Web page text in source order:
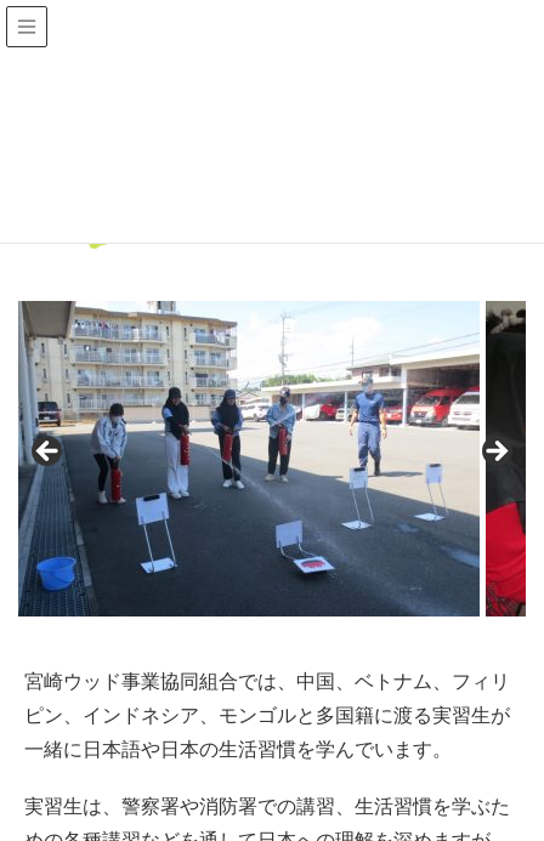
宮崎ウッド事業協同組合では、中国、ベトナム、フィリ
ピン、インドネシア、モンゴルと多国籍に渡る実習生が
一緒に日本語や日本の生活習慣を学んでいます。
実習生は、警察署や消防署での講習、生活習慣を学ぶた